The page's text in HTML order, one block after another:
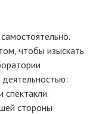
чтобы изыскать
спектакли.
стороны